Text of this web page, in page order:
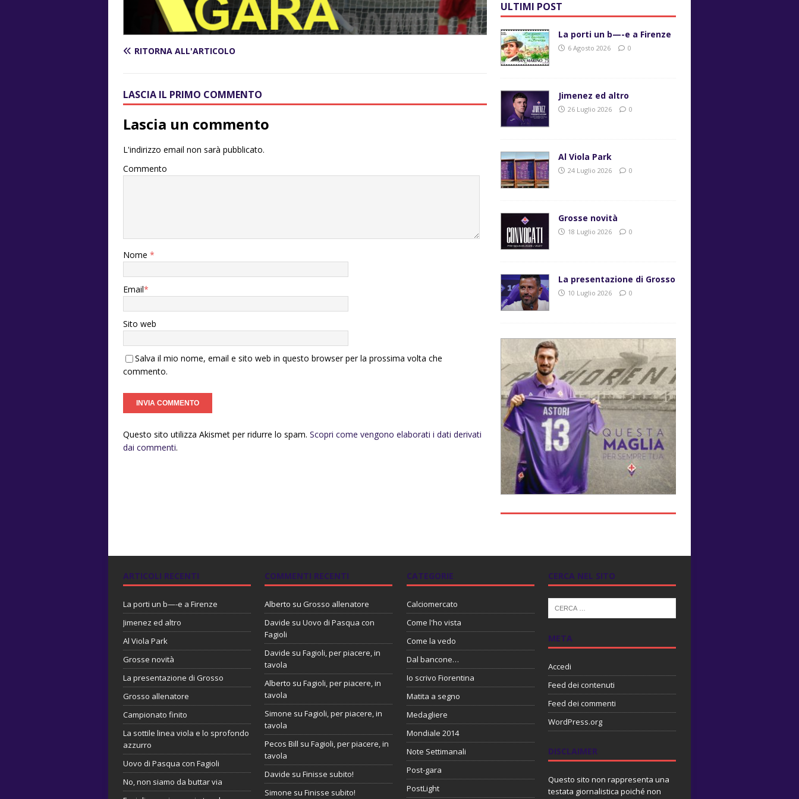
RITORNA ALL'ARTICOLO
LASCIA IL PRIMO COMMENTO
Lascia un commento
L'indirizzo email non sarà pubblicato.
Commento
Nome *
Email*
Sito web
Salva il mio nome, email e sito web in questo browser per la prossima volta che
commento.
Questo sito utilizza Akismet per ridurre lo spam. Scopri come vengono elaborati i dati derivati
dai commenti.
ULTIMI POST
La porti un b—-e a Firenze
6 Agosto 2026 0
Jimenez ed altro
26 Luglio 2026 0
Al Viola Park
24 Luglio 2026 0
Grosse novità
18 Luglio 2026 0
La presentazione di Grosso
10 Luglio 2026 0
ARTICOLI RECENTI
La porti un b—-e a Firenze
Jimenez ed altro
Al Viola Park
Grosse novità
La presentazione di Grosso
Grosso allenatore
Campionato finito
La sottile linea viola e lo sprofondo
azzurro
Uovo di Pasqua con Fagioli
No, non siamo da buttar via
COMMENTI RECENTI
Alberto su Grosso allenatore
Davide suUovo di Pasqua con
Fagioli
Davide suFagioli, per piacere, in
tavola
Alberto suFagioli, per piacere, in
tavola
Simone suFagioli, per piacere, in
tavola
Pecos Bill suFagioli, per piacere, in
tavola
Davide suFinisse subito!
Simone suFinisse subito!
CATEGORIE
Calciomercato
Come l'ho vista
Come la vedo
Dal bancone…
Io scrivo Fiorentina
Matita a segno
Medagliere
Mondiale 2014
Note Settimanali
Post-gara
PostLight
CERCA NEL SITO
META
Accedi
Feed dei contenuti
Feed dei commenti
WordPress.org
DISCLAIMER
Questo sito non rappresenta una
testata giornalistica poiché non